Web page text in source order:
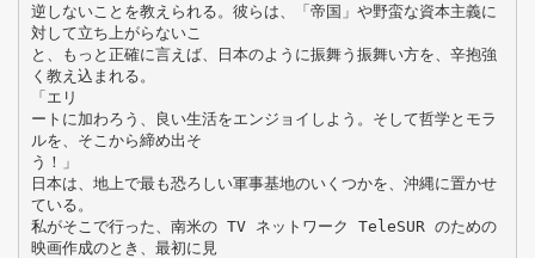
逆しないことを教えられる。彼らは、「帝国」や野蛮な資本主義に
対して立ち上がらないこ
と、もっと正確に言えば、日本のように振舞う振舞い方を、辛抱強
く教え込まれる。
「エリ
ートに加わろう、良い生活をエンジョイしよう。そして哲学とモラ
ルを、そこから締め出そ
う！」
日本は、地上で最も恐ろしい軍事基地のいくつかを、沖縄に置かせ
ている。
私がそこで行った、南米の TV ネットワーク TeleSUR のための
映画作成のとき、最初に見